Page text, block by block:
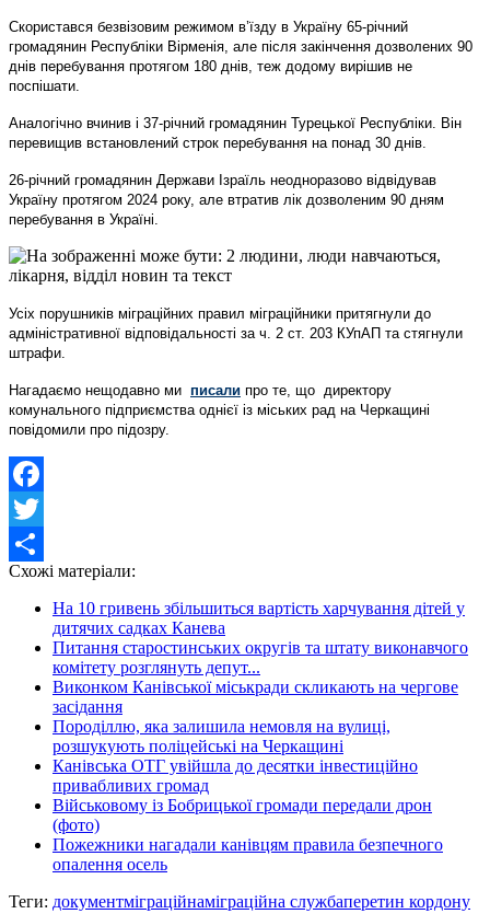
Скористався безвізовим режимом в’їзду в Україну 65-річний
громадянин Республіки Вірменія, але після закінчення дозволених 90
днів перебування протягом 180 днів, теж додому вирішив не
поспішати.
Аналогічно вчинив і 37-річний громадянин Турецької Республіки. Він
перевищив встановлений строк перебування на понад 30 днів.
26-річний громадянин Держави Ізраїль неодноразово відвідував
Україну протягом 2024 року, але втратив лік дозволеним 90 дням
перебування в Україні.
Усіх порушників міграційних правил міграційники притягнули до
адміністративної відповідальності за ч. 2 ст. 203 КУпАП та стягнули
штрафи.
Нагадаємо нещодавно ми писали про те, що директору
комунального підприємства однієї із міських рад на Черкащині
повідомили про підозру.
Facebook
Twitter
Share
Схожі матеріали:
На 10 гривень збільшиться вартість харчування дітей у
дитячих садках Канева
Питання старостинських округів та штату виконавчого
комітету розглянуть депут...
Виконком Канівської міськради скликають на чергове
засідання
Породіллю, яка залишила немовля на вулиці,
розшукують поліцейські на Черкащині
Канівська ОТГ увійшла до десятки інвестиційно
привабливих громад
Військовому із Бобрицької громади передали дрон
(фото)
Пожежники нагадали канівцям правила безпечного
опалення осель
Теги: документміграційнаміграційна службаперетин кордону